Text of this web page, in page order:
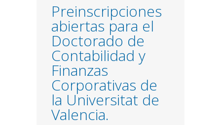
Preinscripciones
abiertas para el
Doctorado de
Contabilidad y
Finanzas
Corporativas de
la Universitat de
Valencia.